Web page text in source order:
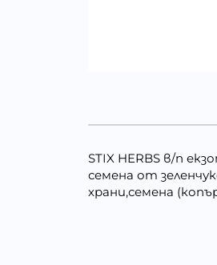
STIX HERBS в/п
семена от
храни,семена